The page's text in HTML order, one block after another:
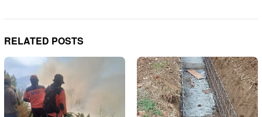
RELATED POSTS